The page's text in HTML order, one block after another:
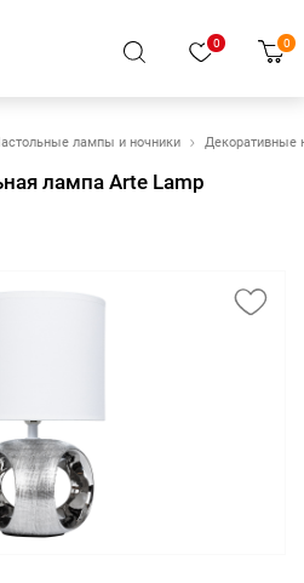
0 0
лампы и ночники Декоративные
лампа Arte Lamp